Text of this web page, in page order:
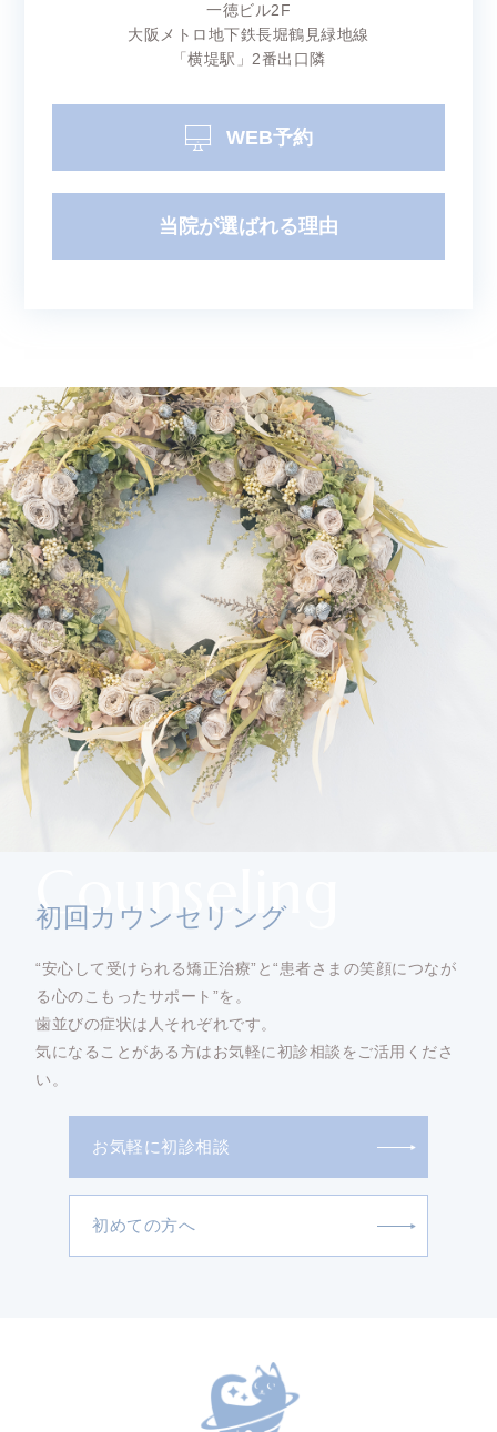
一徳ビル2F
大阪メトロ地下鉄長堀鶴見緑地線
「横堤駅」2番出口隣
WEB予約
当院が選ばれる理由
初回カウンセリング
Counseling
“安心して受けられる矯正治療”と“患者さまの笑顔につなが
る心のこもったサポート”を。
歯並びの症状は人それぞれです。
気になることがある方はお気軽に初診相談をご活用くださ
い。
お気軽に初診相談
初めての方へ